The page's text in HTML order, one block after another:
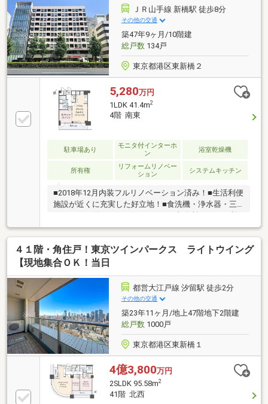
対象設備の故障についての修理・交換保証期間が通常
２年のところ、５年に延長可能！（※諸条件あり）詳
細は担当者までお問合せください！
ＪＲ山手線 新橋駅 徒歩8分
その他の交通
築47年9ヶ月/10階建
総戸数134戸
東京都港区東新橋２
5,280万円
1LDK 41.4m2
4階 南東
駐車場あり
モニタ付インターホ
ン
浴室乾燥機
所有権
リフォームリノベー
ション
システムキッチン
■2018年12月内装フルリノベーション済み！■生活利便
施設が近くに充実した好立地！■食洗機・浄水器・三
用も可能◎（詳細はお問い合わせください。）【未公
開・公開前物件が多数】※年間1000件超の実績がある
からこそ売主様から物件情報を優先的にお預かり。ご
希望条件をお聞かせいただければ、未公開や販売予定
フターサービス】お引渡し後も、24時間365日の駆け
つけや優待販売、延長保証など私たちのサービスは一
生涯続きます。
４１階・角住戸！東京ツインパークス ライトウイング
【現地集合ＯＫ！当日
都営大江戸線 汐留駅 徒歩2分
その他の交通
築23年11ヶ月/地上47階地下2階建
総戸数1000戸
東京都港区東新橋１
4億3,800万円
2SLDK 95.58m2
41階 北西